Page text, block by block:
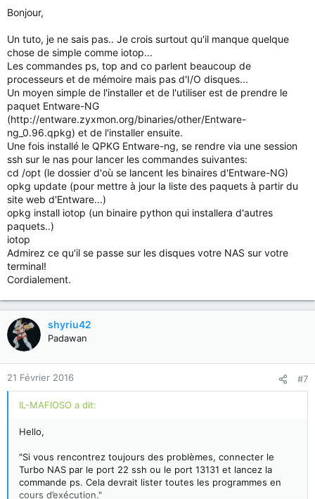
Bonjour,
Un tuto, je ne sais pas.. Je crois surtout qu'il manque quelque
chose de simple comme iotop...
Les commandes ps, top and co parlent beaucoup de
processeurs et de mémoire mais pas d'I/O disques...
Un moyen simple de l'installer et de l'utiliser est de prendre le
paquet Entware-NG
(http://entware.zyxmon.org/binaries/other/Entware-
ng_0.96.qpkg) et de l'installer ensuite.
Une fois installé le QPKG Entware-ng, se rendre via une session
ssh sur le nas pour lancer les commandes suivantes:
cd /opt (le dossier d'où se lancent les binaires d'Entware-NG)
opkg update (pour mettre à jour la liste des paquets à partir du
site web d'Entware...)
opkg install iotop (un binaire python qui installera d'autres
paquets..)
iotop
Admirez ce qu'il se passe sur les disques votre NAS sur votre
terminal!
Cordialement.
shyriu42
Padawan
21 Février 2016 #7
IL-MAFIOSO a dit:
Hello,
"Si vous rencontrez toujours des problèmes, connecter le
Turbo NAS par le port 22 ssh ou le port 13131 et lancez la
commande ps. Cela devrait lister toutes les programmes en
cours d’exécution."